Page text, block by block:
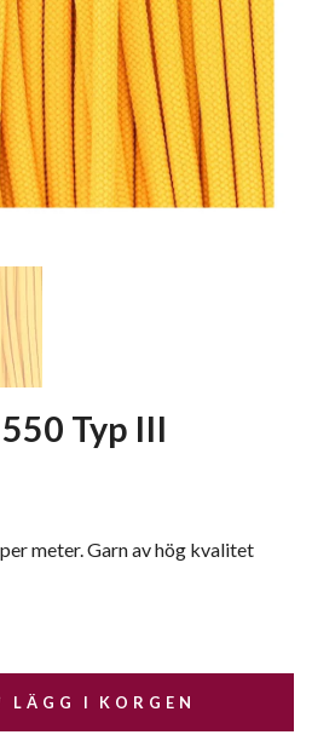
Typ III
meter. Garn av hög kvalitet
LÄGG I KORGEN